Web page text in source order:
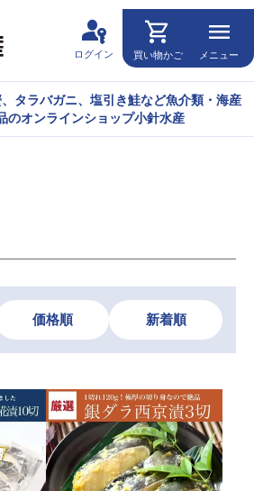
passkey
ログイン
shopping_cart
買い物かご
menu
メニュー
タラバガニ、塩引き鮭など魚介類・海産
のオンラインショップ小針水産
価格順 新着順